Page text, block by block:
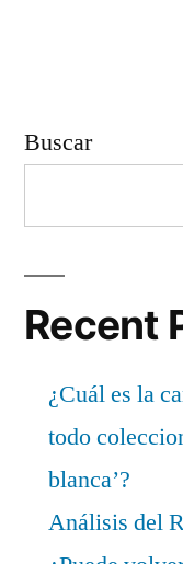
Buscar
Recent
¿Cuál es la
todo
blanca’?
Análisis del